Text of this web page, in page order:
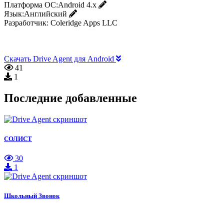
Платформа ОС:Android 4.x
Язык:Английский
Разработчик: Coleridge Apps LLC
Скачать Drive Agent для Android
41
1
Последние добавленные
СОЛИСТ
30
1
Школьный Звонок